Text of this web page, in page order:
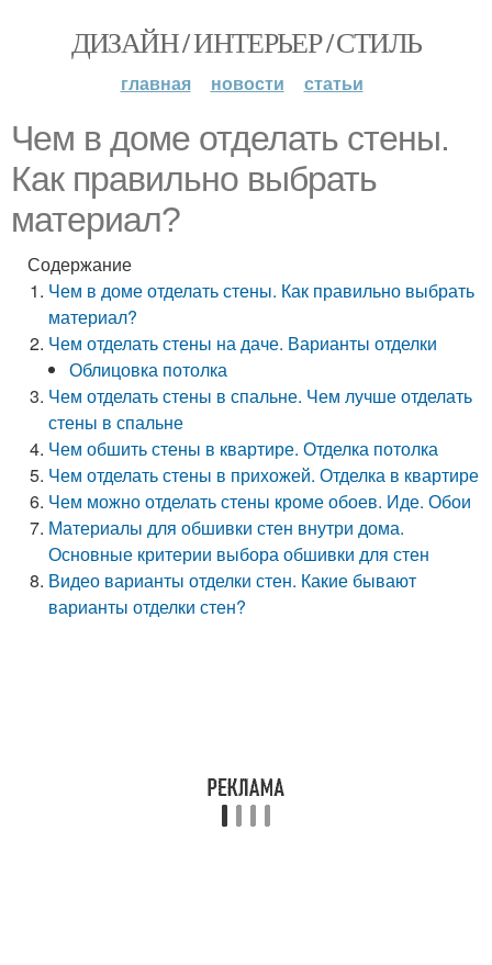
ДИЗАЙН / ИНТЕРЬЕР / СТИЛЬ
главная новости статьи
Чем в доме отделать стены.
Как правильно выбрать
материал?
Содержание
Чем в доме отделать стены. Как правильно выбрать
материал?
Чем отделать стены на даче. Варианты отделки
Облицовка потолка
Чем отделать стены в спальне. Чем лучше отделать
стены в спальне
Чем обшить стены в квартире. Отделка потолка
Чем отделать стены в прихожей. Отделка в квартире
Чем можно отделать стены кроме обоев. Иде. Обои
Материалы для обшивки стен внутри дома.
Основные критерии выбора обшивки для стен
Видео варианты отделки стен. Какие бывают
варианты отделки стен?